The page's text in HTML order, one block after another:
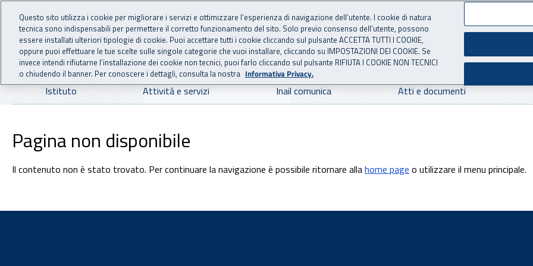
Vai al menu principale
Vai al contenuto principale
INAIL - Istituto Nazionale per l'Assicurazione
Navigazione principale
Istituto Attività e servizi Inail comunica Atti e documenti
Pagina non disponibile
Il contenuto non è stato trovato. Per continuare la navigazione è possibile ritornare allahome page o utilizzare il menu principale.
Questo sito utilizza i cookie per migliorare i servizi e ottimizzare l’esperienza di navigazione dell’utente. I cookie di natura
tecnica sono indispensabili per permettere il corretto funzionamento del sito. Solo previo consenso dell’utente, possono
essere installati ulteriori tipologie di cookie. Puoi accettare tutti i cookie cliccando sul pulsante ACCETTA TUTTI I COOKIE,
oppure puoi effettuare le tue scelte sulle singole categorie che vuoi installare, cliccando su IMPOSTAZIONI DEI COOKIE. Se
invece intendi rifiutarne l’installazione dei cookie non tecnici, puoi farlo cliccando sul pulsante RIFIUTA I COOKIE NON TECNICI
o chiudendo il banner. Per conoscere i dettagli, consulta la nostra Informativa Privacy.